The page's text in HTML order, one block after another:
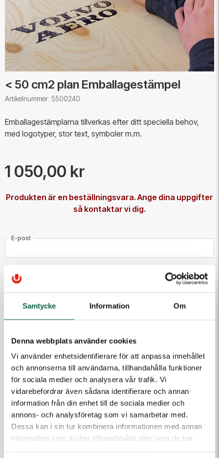
Samtycke Information Om
Denna webbplats använder cookies
Vi använder enhetsidentifierare för att anpassa innehållet
och annonserna till användarna, tillhandahålla funktioner
för sociala medier och analysera vår trafik. Vi
vidarebefordrar även sådana identifierare och annan
information från din enhet till de sociala medier och
annons- och analysföretag som vi samarbetar med.
Dessa kan i sin tur kombinera informationen med annan
information som du har tillhandahållit eller som de har
< 50 cm2 plan Emballagestämpel
Artikelnummer: 5500240
Emballagestämplarna tillverkas efter ditt speciella behov,
med logotyper, stor text, symboler m.m.
1 050,00 kr
Produkten är en beställningsvara. Ange dina uppgifter
så kontaktar vi dig.
E-post
Telefon
Meddelande till kundtjänst
(Fyll i email först) Dra och släpp eller klicka för att ladda
upp filer